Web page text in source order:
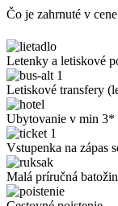
Čo je zahrnuté v cene
Letenky a letiskové
Letiskové transfery
Ubytovanie v min 3*
Vstupenka na zápas
Malá príručná